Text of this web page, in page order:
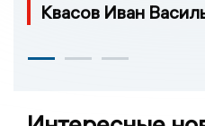
Квасов Иван